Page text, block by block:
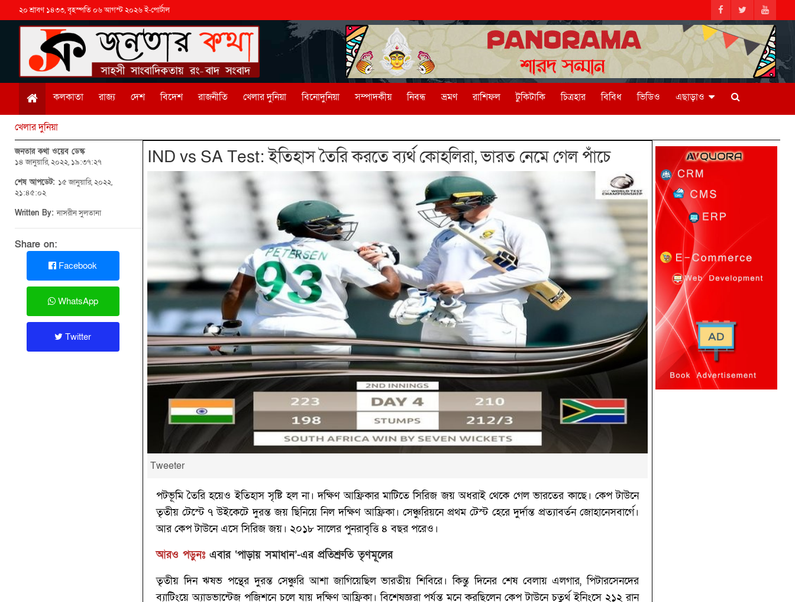
২০ শ্রাবণ ১৪৩৩, বৃহস্পতি ০৬ আগস্ট ২০২৬ ই-পোর্টাল
কলকাতা রাজ্য দেশ বিদেশ রাজনীতি খেলার দুনিয়া বিনোদুনিয়া সম্পাদকীয় নিবন্ধ ভ্রমণ রাশিফল টুকিটাকি চিত্রহার বিবিধ ভিডিও এছাড়াও
খেলার দুনিয়া
জনতার কথা ওয়েব ডেস্ক
১৪ জানুয়ারি, ২০২২, ১৯:৩৭:২৭
শেষ আপডেট: ১৫ জানুয়ারি, ২০২২,
২১:৪৫:০২
Written By:নাসরীন সুলতানা
Share on:
Facebook
WhatsApp
Twitter
IND vs SA Test: ইতিহাস তৈরি করতে ব্যর্থ কোহলিরা, ভারত নেমে গেল পাঁচে
Tweeter
পটভূমি তৈরি হয়েও ইতিহাস সৃষ্টি হল না। দক্ষিণ আফ্রিকার মাটিতে সিরিজ জয় অধরাই থেকে গেল ভারতের কাছে। কেপ টাউনে
তৃতীয় টেস্টে ৭ উইকেটে দুরন্ত জয় ছিনিয়ে নিল দক্ষিণ আফ্রিকা। সেঞ্চুরিয়নে প্রথম টেস্ট হেরে দুর্দান্ত প্রত্যাবর্তন জোহানেসবার্গে।
আর কেপ টাউনে এসে সিরিজ জয়। ২০১৮ সালের পুনরাবৃত্তি ৪ বছর পরেও।
আরও পড়ুনঃ এবার ‘পাড়ায় সমাধান’-এর প্রতিশ্রুতি তৃণমূলের
তৃতীয় দিন ঋষভ পন্থের দুরন্ত সেঞ্চুরি আশা জাগিয়েছিল ভারতীয় শিবিরে। কিন্তু দিনের শেষ বেলায় এলগার, পিটারসেনদের
ব্যাটিংয়ে অ্যাডভান্টেজ পজিশনে চলে যায় দক্ষিণ আফ্রিকা। বিশেষজ্ঞরা পর্যন্ত মনে করছিলেন কেপ টাউনে চতুর্থ ইনিংসে ২১২ রান